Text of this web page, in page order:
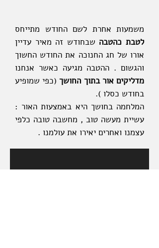
משמעות אחרת לשם החודש מתייחס
לטבת כהטבה שבחודש זה מאיר עדיין
אורו של חג החנוכה את החודש החשוך
והגשום . ההטבה מגיעה כאשר אנחנו
מדליקים אור בתוך החושך(כפי שמופיע
בחודש כסלו ).
המלחמה בחושך היא באמצעות האור :
עשיית מעשה טוב , מחשבה טובה כלפי
עצמנו ואחרים יאירו את עולמנו .